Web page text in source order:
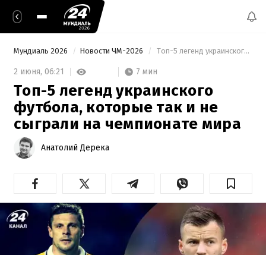
Мундиаль 2026 Новости ЧМ-2026 Топ-5 легенд украинского футбола, которые так и не сыграли на чемпионате мира
2 июня, 06:21 7 мин
Топ-5 легенд украинского
футбола, которые так и не
сыграли на чемпионате мира
Анатолий Дерека